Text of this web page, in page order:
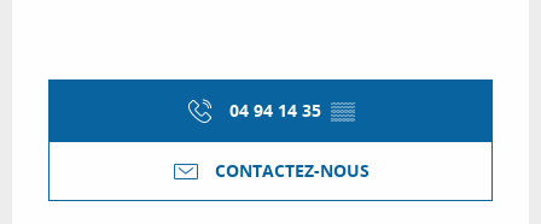
04 94 14 35 ▒▒
CONTACTEZ-NOUS